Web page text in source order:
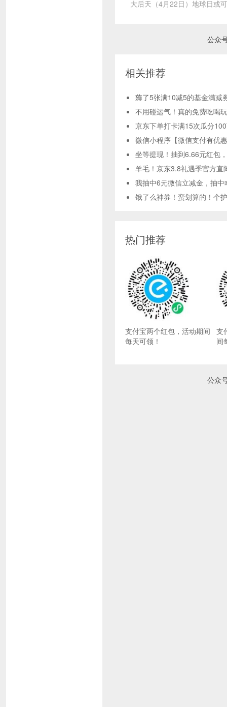
大后天（4月22日）地球日或
公众
相关推荐
薅了5张满10减5的基金满减
不用碰运气！真的免费吃喝
京东下单打卡满15次瓜分
微信小程序【微信支付有优
坐等提现！抽到6.66元红包
羊毛！京东3.8礼遇季官方直
我抽中6元微信立减金，抽
饿了么神券！蛮划算的！个
热门推荐
支付宝两个红包，活动期间
每天可领！
支
间
公众